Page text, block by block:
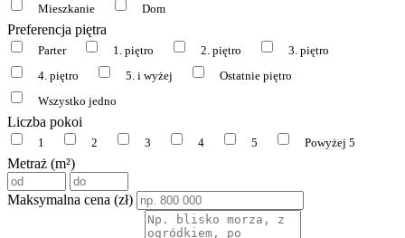
Mieszkanie Dom
Preferencja piętra
Parter 1. piętro 2. piętro
3. piętro
4. piętro
5. i wyżej
Ostatnie piętro
Wszystko jedno
Liczba pokoi
1 2 3 4 5 Powyżej 5
Metraż (m²)
Maksymalna cena (zł)